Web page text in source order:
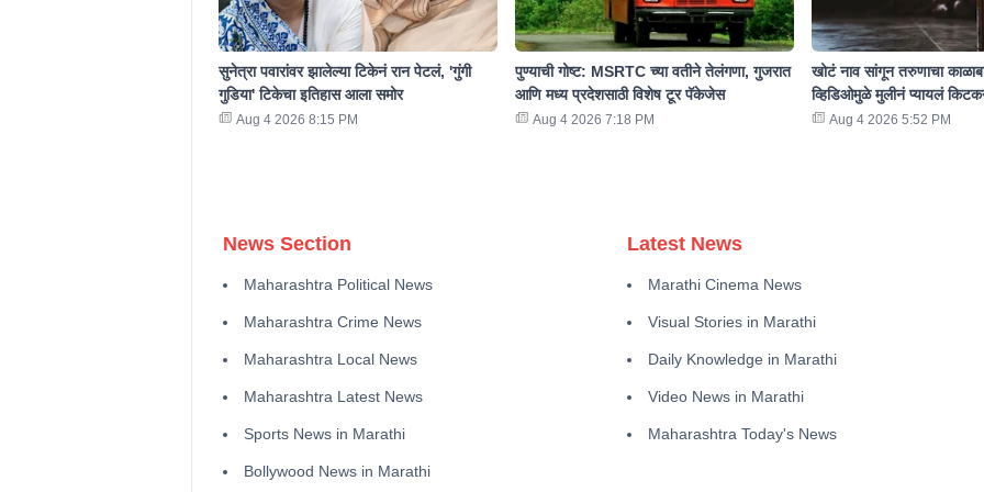
सुनेत्रा पवारांवर झालेल्या टिकेनं रान पेटलं, 'गुंगी
गुडिया' टिकेचा इतिहास आला समोर
Aug 4 2026 8:15 PM
पुण्याची गोष्ट: MSRTC च्या वतीने तेलंगणा, गुजरात
आणि मध्य प्रदेशसाठी विशेष टूर पॅकेजेस
Aug 4 2026 7:18 PM
खोटं नाव सांगून तरुणाचा
व्हिडिओमुळे मुलीनं प्यायलं
Aug 4 2026 5:52 PM
News Section
Maharashtra Political News
Maharashtra Crime News
Maharashtra Local News
Maharashtra Latest News
Sports News in Marathi
Bollywood News in Marathi
Latest News
Marathi Cinema News
Visual Stories in Marathi
Daily Knowledge in Marathi
Video News in Marathi
Maharashtra Today's News